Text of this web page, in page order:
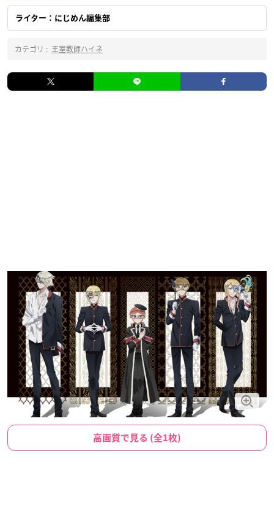
ライター：にじめん編集部
カテゴリ : 王室教師ハイネ
高画質で見る (全1枚)